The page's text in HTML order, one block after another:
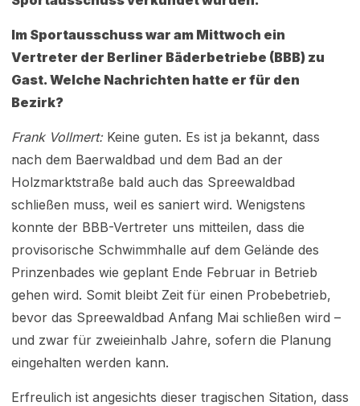
Im Sportausschuss war am Mittwoch ein
Vertreter der Berliner Bäderbetriebe (BBB) zu
Gast. Welche Nachrichten hatte er für den
Bezirk?
Frank Vollmert:Keine guten. Es ist ja bekannt, dass
nach dem Baerwaldbad und dem Bad an der
Holzmarktstraße bald auch das Spreewaldbad
schließen muss, weil es saniert wird. Wenigstens
konnte der BBB-Vertreter uns mitteilen, dass die
provisorische Schwimmhalle auf dem Gelände des
Prinzenbades wie geplant Ende Februar in Betrieb
gehen wird. Somit bleibt Zeit für einen Probebetrieb,
bevor das Spreewaldbad Anfang Mai schließen wird –
und zwar für zweieinhalb Jahre, sofern die Planung
eingehalten werden kann.
Erfreulich ist angesichts dieser tragischen Sitation, dass